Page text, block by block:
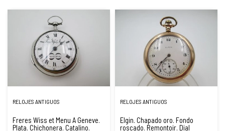
RELOJES ANTIGUOS
Freres Wiss et Menu A Geneve.
Plata. Chichonera. Catalino.
RELOJES ANTIGUOS
Elgin. Chapado oro. Fondo
roscado. Remontoir. Dial